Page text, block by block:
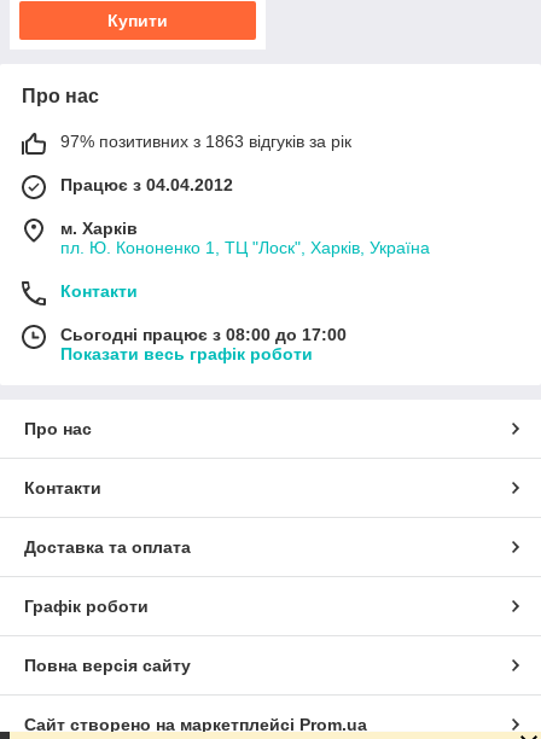
Купити
Про нас
97% позитивних з 1863 відгуків за рік
Працює з 04.04.2012
м. Харків
пл. Ю. Кононенко 1, ТЦ "Лоск", Харків, Україна
Контакти
Сьогодні працює з 08:00 до 17:00
Показати весь графік роботи
Про нас
Контакти
Доставка та оплата
Графік роботи
Повна версія сайту
Сайт створено на маркетплейсі Prom.ua